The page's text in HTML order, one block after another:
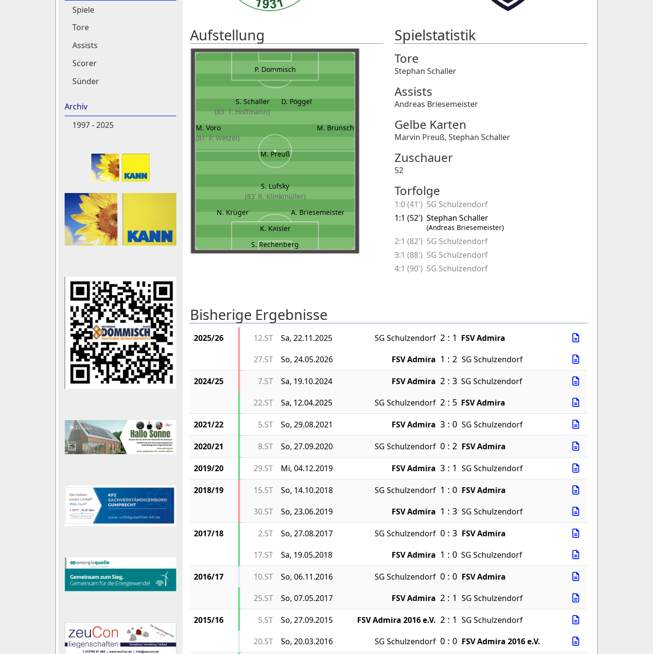
Spiele
Tore
Assists
Scorer
Sünder
Archiv
1997 - 2025
Aufstellung
P. Dommisch
S. Schaller
(83' T. Hoffmann)
D. Pöggel
M. Voro
(81' P. Wetzel)
M. Brunsch
M. Preuß
S. Lufsky
(83' R. Klinkmüller)
N. Krüger
A. Briesemeister
K. Kaisler
S. Rechenberg
Spielstatistik
Tore
Stephan Schaller
Assists
Andreas Briesemeister
Gelbe Karten
Marvin Preuß, Stephan Schaller
Zuschauer
52
Torfolge
1:0 (41') SG Schulzendorf
1:1 (52') Stephan Schaller
(Andreas Briesemeister)
2:1 (82') SG Schulzendorf
3:1 (88') SG Schulzendorf
4:1 (90') SG Schulzendorf
Bisherige Ergebnisse
2025/26 12.ST Sa, 22.11.2025 SG Schulzendorf 2 : 1 FSV Admira
27.ST
So, 24.05.2026 FSV Admira 1 : 2 SG Schulzendorf
2024/25 7.ST Sa, 19.10.2024 FSV Admira 2 : 3 SG Schulzendorf
22.ST
Sa, 12.04.2025 SG Schulzendorf 2 : 5 FSV Admira
2021/22 5.ST So, 29.08.2021 FSV Admira 3 : 0 SG Schulzendorf
2020/21 8.ST So, 27.09.2020 SG Schulzendorf 0 : 2 FSV Admira
2019/20 29.ST Mi, 04.12.2019 FSV Admira 3 : 1 SG Schulzendorf
2018/19 15.ST So, 14.10.2018 SG Schulzendorf 1 : 0 FSV Admira
30.ST
So, 23.06.2019 FSV Admira 1 : 3 SG Schulzendorf
2017/18 2.ST So, 27.08.2017 SG Schulzendorf 0 : 3 FSV Admira
17.ST
Sa, 19.05.2018 FSV Admira 1 : 0 SG Schulzendorf
2016/17 10.ST So, 06.11.2016 SG Schulzendorf 0 : 0 FSV Admira
25.ST
So, 07.05.2017 FSV Admira 2 : 1 SG Schulzendorf
2015/16 5.ST So, 27.09.2015 FSV Admira 2016 e.V. 2 : 1 SG Schulzendorf
20.ST
So, 20.03.2016 SG Schulzendorf 0 : 0 FSV Admira 2016 e.V.